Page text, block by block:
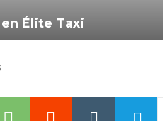
Élite Taxi